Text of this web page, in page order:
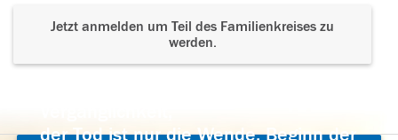
Jetzt anmelden um Teil des Familienkreises zu
werden.
der Tod ist nur die Wende, Beginn der